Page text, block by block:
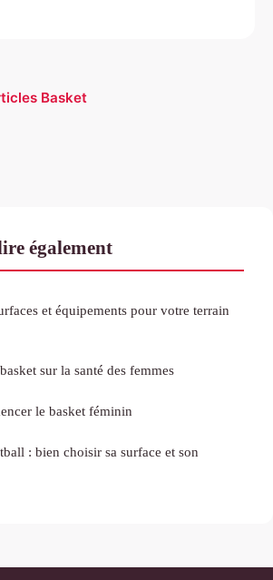
Basket
également
et équipements pour votre terrain
sur la santé des femmes
le basket féminin
: bien choisir sa surface et son